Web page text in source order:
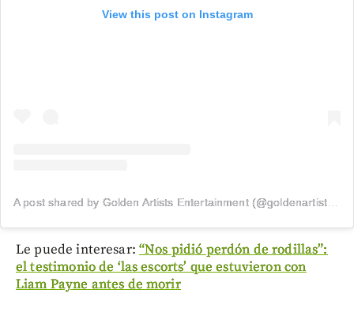
View this post on Instagram
A post shared by Golden Artists Entertainment (@goldenartistsla)
Le puede interesar: “Nos pidió perdón de rodillas”:
el testimonio de ‘las escorts’ que estuvieron con
Liam Payne antes de morir